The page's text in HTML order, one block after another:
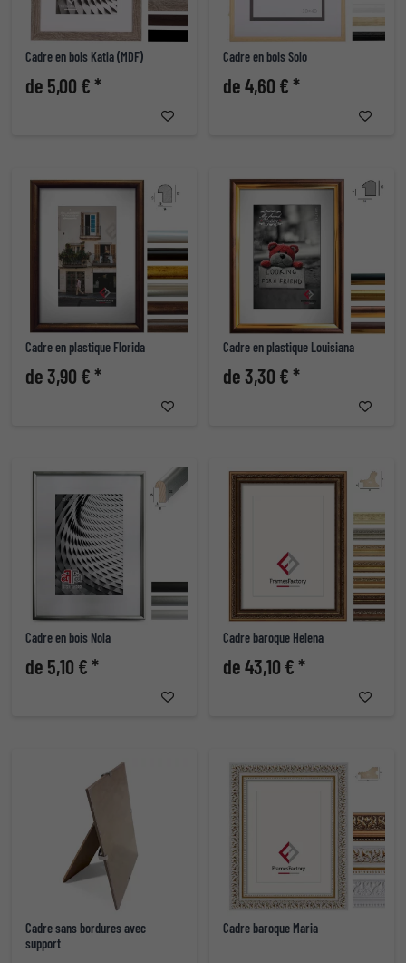
Cadre en bois Katla (MDF)
de 5,00 € *
Cadre en bois Solo
de 4,60 € *
Cadre en plastique Florida
de 3,90 € *
Cadre en plastique Louisiana
de 3,30 € *
Cadre en bois Nola
de 5,10 € *
Cadre baroque Helena
de 43,10 € *
Cadre sans bordures avec
support
Cadre baroque Maria